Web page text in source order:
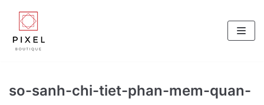
Skip
to
content
so-sanh-chi-tiet-phan-mem-quan-